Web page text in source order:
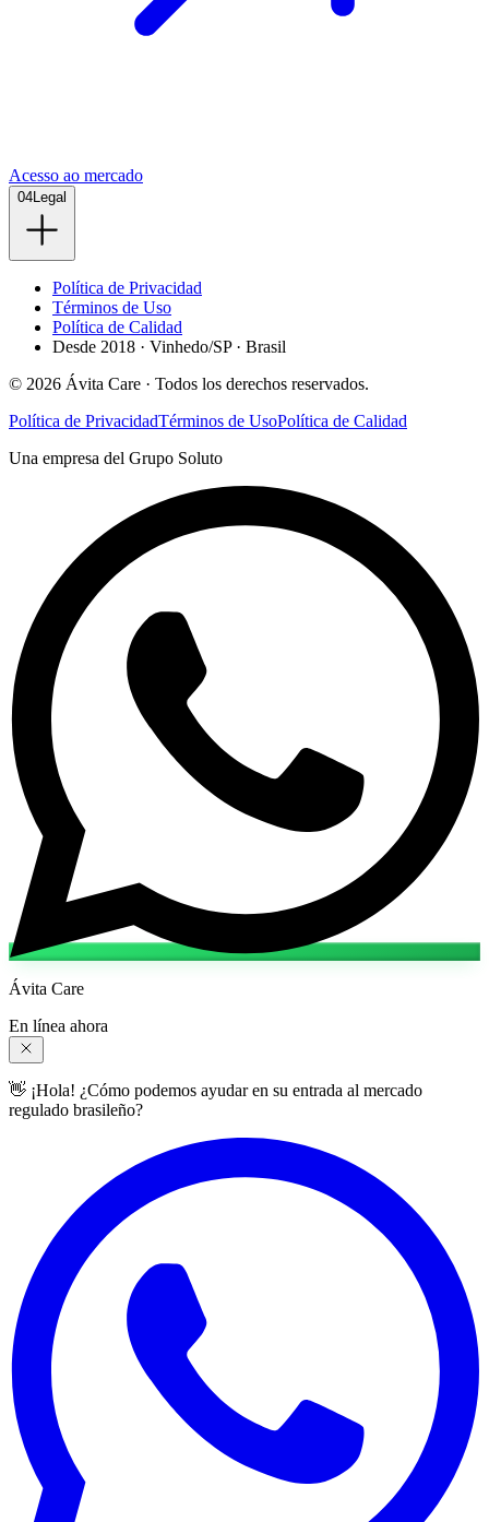
Acesso ao mercado
04Legal
Política de Privacidad
Términos de Uso
Política de Calidad
Desde 2018 · Vinhedo/SP · Brasil
© 2026 Ávita Care · Todos los derechos reservados.
Política de PrivacidadTérminos de UsoPolítica de Calidad
Una empresa del Grupo Soluto
Ávita Care
En línea ahora
👋 ¡Hola! ¿Cómo podemos ayudar en su entrada al mercado
regulado brasileño?